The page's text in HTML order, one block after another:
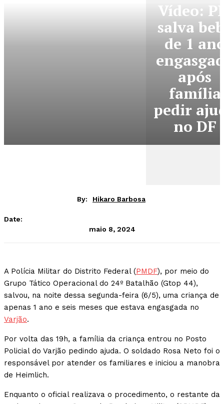
Vídeo:
salva
de 1
após
família
pedir
no DF
By: Hikaro Barbosa
Date:
maio 8, 2024
A Polícia Militar do Distrito Federal (PMDF), por meio do
Grupo Tático Operacional do 24º Batalhão (Gtop 44),
salvou, na noite dessa segunda-feira (6/5), uma criança de
apenas 1 ano e seis meses que estava engasgada no
Varjão.
Por volta das 19h, a família da criança entrou no Posto
Policial do Varjão pedindo ajuda. O soldado Rosa Neto foi o
responsável por atender os familiares e iniciou a manobra
de Heimlich.
Enquanto o oficial realizava o procedimento, o restante da